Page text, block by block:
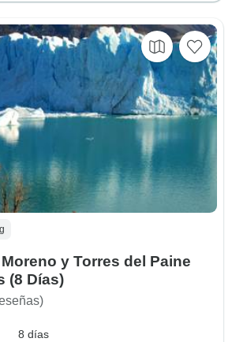
y Torres del Paine
(8 Días)
8 días